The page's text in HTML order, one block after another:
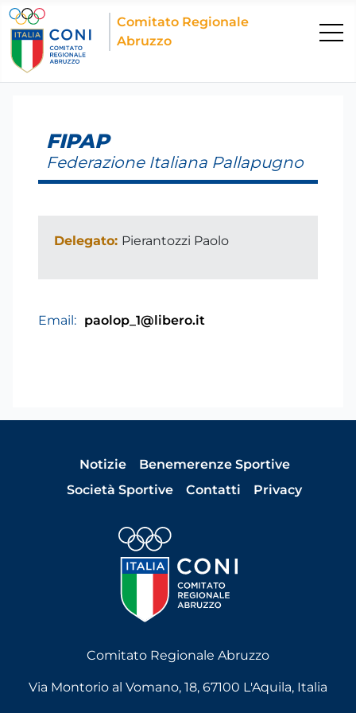
Comitato Regionale
Abruzzo
FIPAP
Federazione Italiana Pallapugno
Delegato: Pierantozzi Paolo
Email: paolop_1@libero.it
Notizie
Benemerenze Sportive
Società Sportive
Contatti Privacy
Comitato Regionale Abruzzo
Via Montorio al Vomano, 18, 67100 L'Aquila, Italia